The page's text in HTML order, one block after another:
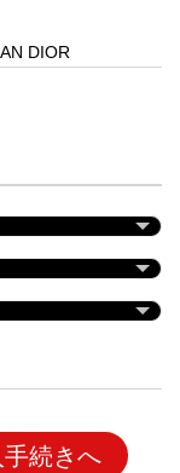
DIOR
手続きへ